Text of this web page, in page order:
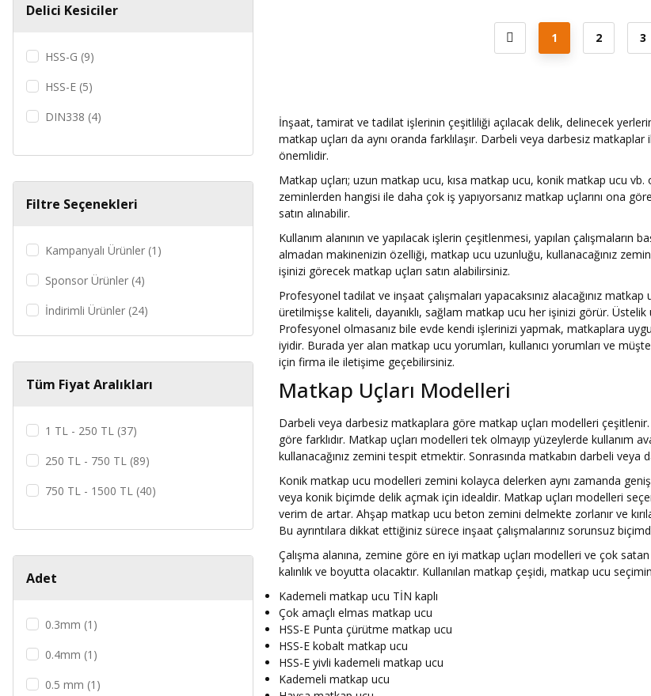
Delici Kesiciler
HSS-G (9)
HSS-E (5)
DIN338 (4)
DIN1869 (1)
HSS-TIN (1)
Filtre Seçenekleri
Kampanyalı Ürünler (1)
Sponsor Ürünler (4)
İndirimli Ürünler (24)
Tüm Fiyat Aralıkları
1 TL - 250 TL (37)
250 TL - 750 TL (89)
750 TL - 1500 TL (40)
100000 TL ve üzeri (1)
Adet
0.3mm (1)
0.4mm (1)
0.5 mm (1)
1 2 3
İnşaat, tamirat ve tadilat işlerinin çeşitliliği açılacak delik, delinecek
matkap uçları da aynı oranda farklılaşır. Darbeli veya darbesiz
önemlidir.
Matkap uçları; uzun matkap ucu, kısa matkap ucu, konik matkap ucu
zeminlerden hangisi ile daha çok iş yapıyorsanız matkap uçlarını ona
satın alınabilir.
Kullanım alanının ve yapılacak işlerin çeşitlenmesi, yapılan çalışmaların
almadan makinenizin özelliği, matkap ucu uzunluğu, kullanacağınız
işinizi görecek matkap uçları satın alabilirsiniz.
Profesyonel tadilat ve inşaat çalışmaları yapacaksınız alacağınız
üretilmişse kaliteli, dayanıklı, sağlam matkap ucu her işinizi görür.
Profesyonel olmasanız bile evde kendi işlerinizi yapmak, matkaplara
iyidir. Burada yer alan matkap ucu yorumları, kullanıcı yorumları ve
için firma ile iletişime geçebilirsiniz.
Matkap Uçları Modelleri
Darbeli veya darbesiz matkaplara göre matkap uçları modelleri
göre farklıdır. Matkap uçları modelleri tek olmayıp yüzeylerde kullanım
kullanacağınız zemini tespit etmektir. Sonrasında matkabın darbeli veya
Konik matkap ucu modelleri zemini kolayca delerken aynı zamanda
veya konik biçimde delik açmak için idealdir. Matkap uçları modelleri
verim de artar. Ahşap matkap ucu beton zemini delmekte zorlanır ve
Bu ayrıntılara dikkat ettiğiniz sürece inşaat çalışmalarınız sorunsuz
Çalışma alanına, zemine göre en iyi matkap uçları modelleri ve çok
kalınlık ve boyutta olacaktır. Kullanılan matkap çeşidi, matkap ucu
Kademeli matkap ucu TİN kaplı
Çok amaçlı elmas matkap ucu
HSS-E Punta çürütme matkap ucu
HSS-E kobalt matkap ucu
HSS-E yivli kademeli matkap ucu
Kademeli matkap ucu